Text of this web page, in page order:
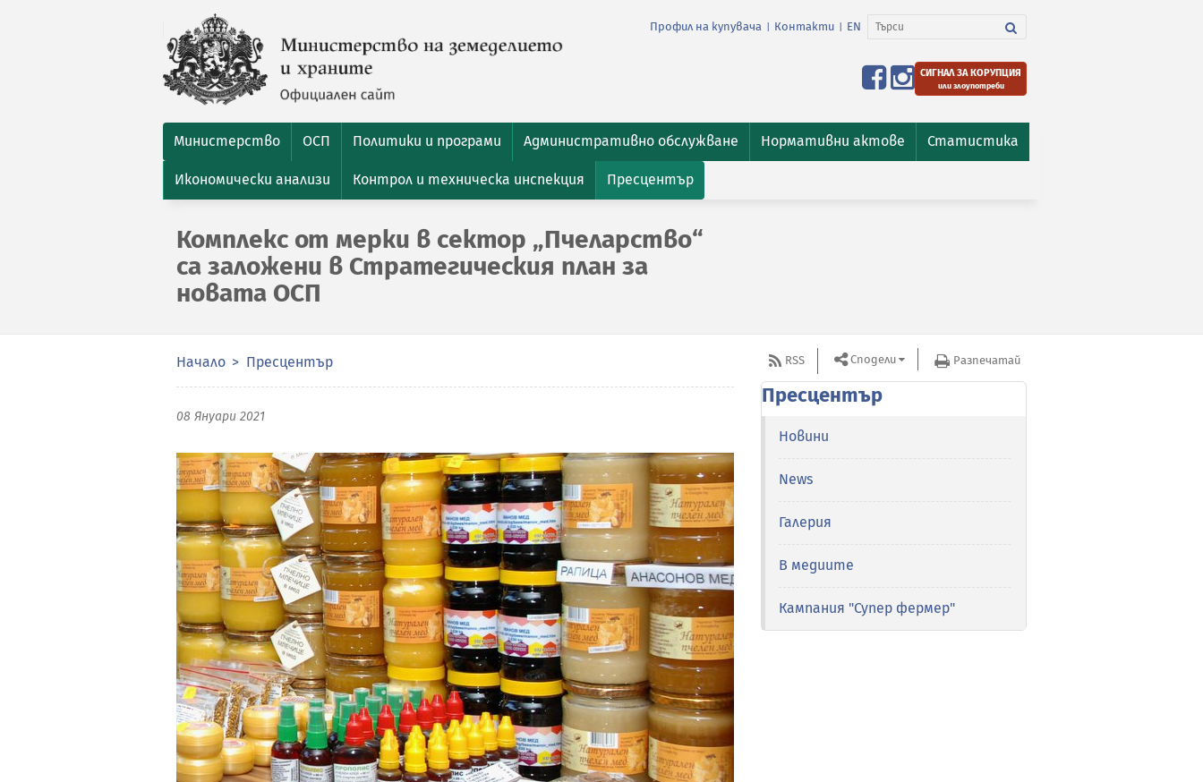
Профил на купувача Контакти EN
СИГНАЛ ЗА КОРУПЦИЯ
или злоупотреби
Министерство ОСП Политики и програми Административно обслужване Нормативни актове Статистика
Икономически анализи Контрол и техническа инспекция Пресцентър
Комплекс от мерки в сектор „Пчеларство“
са заложени в Стратегическия план за
новата ОСП
Начало Пресцентър
08 Януари 2021
RSS Сподели Разпечатай
Пресцентър
Новини
News
Галерия
В медиите
Кампания "Супер фермер"